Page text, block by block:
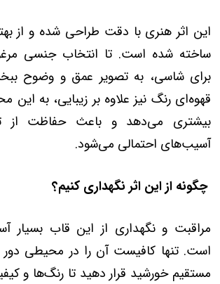
این اثر هنری با دقت طراحی شده و از
ساخته شده است. تا انتخاب جنسی
قهوه‌ای رنگ نیز علاوه بر زیبایی، به
بیشتری می‌دهد و باعث حفاظت از
آسیب‌های احتمالی می‌شود.
چگونه از این اثر نگهداری کنیم؟
مراقبت و نگهداری از این قاب بسیار
است. تنها کافیست آن را در محیطی دور
مستقیم خورشید قرار دهید تا رنگ‌ها و